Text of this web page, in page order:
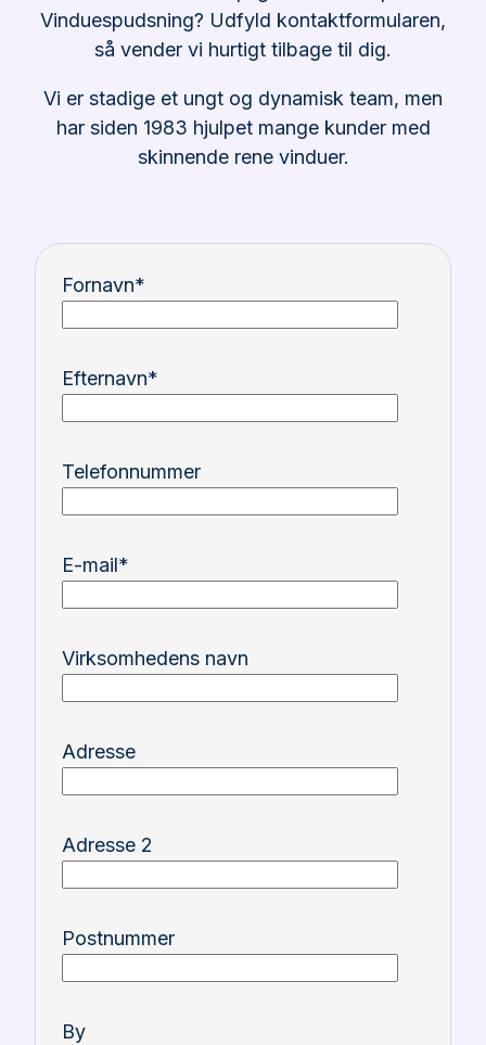
Vinduespudsning? Udfyld kontaktformularen,
så vender vi hurtigt tilbage til dig.
Vi er stadige et ungt og dynamisk team, men
har siden 1983 hjulpet mange kunder med
skinnende rene vinduer.
Fornavn*
Efternavn*
Telefonnummer
E-mail*
Virksomhedens navn
Adresse
Adresse 2
Postnummer
By